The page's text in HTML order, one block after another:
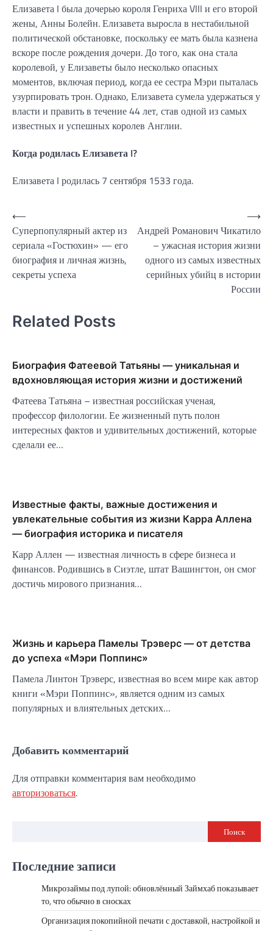
Елизавета I была дочерью короля Генриха VIII и его второй
жены, Анны Болейн. Елизавета выросла в нестабильной
политической обстановке, поскольку ее мать была казнена
вскоре после рождения дочери. До того, как она стала
королевой, у Елизаветы было несколько опасных
моментов, включая период, когда ее сестра Мэри пыталась
узурпировать трон. Однако, Елизавета сумела удержаться у
власти и править в течение 44 лет, став одной из самых
известных и успешных королев Англии.
Когда родилась Елизавета I?
Елизавета I родилась 7 сентября 1533 года.
Навигация
по
записям
⟵
Суперпопулярный актер из
сериала «Гостюхин» — его
биография и личная жизнь,
секреты успеха
Андрей Романович Чикатило
– ужасная история жизни
одного из самых известных
серийных убийц в истории
России
⟶
Related Posts
Биография Фатеевой Татьяны — уникальная и
вдохновляющая история жизни и достижений
Фатеева Татьяна – известная российская ученая,
профессор филологии. Ее жизненный путь полон
интересных фактов и удивительных достижений, которые
сделали ее…
Известные факты, важные достижения и
увлекательные события из жизни Карра Аллена
— биография историка и писателя
Карр Аллен — известная личность в сфере бизнеса и
финансов. Родившись в Сиэтле, штат Вашингтон, он смог
достичь мирового признания…
Жизнь и карьера Памелы Трэверс — от детства
до успеха «Мэри Поппинс»
Памела Линтон Трэверс, известная во всем мире как автор
книги «Мэри Поппинс», является одним из самых
популярных и влиятельных детских…
Добавить комментарий
Для отправки комментария вам необходимо
авторизоваться.
Поиск
Последние записи
Микрозаймы под лупой: обновлённый Займхаб показывает
то, что обычно в сносках
Организация покопийной печати с доставкой, настройкой и